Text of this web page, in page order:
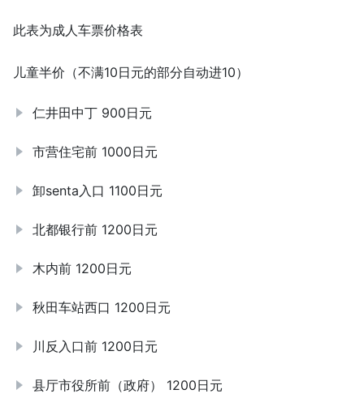
此表为成人车票价格表
儿童半价（不满10日元的部分自动进10）
仁井田中丁 900日元
市营住宅前 1000日元
卸senta入口 1100日元
北都银行前 1200日元
木内前 1200日元
秋田车站西口 1200日元
川反入口前 1200日元
县厅市役所前（政府） 1200日元